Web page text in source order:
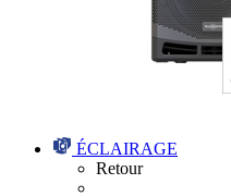
ÉCLAIRAGE
Retour